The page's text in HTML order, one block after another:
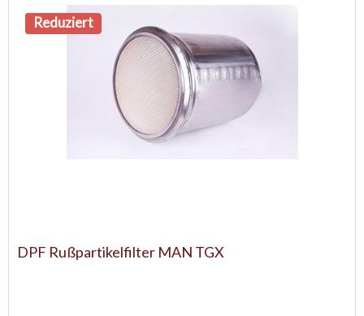
NEU
Reduziert
DPF Rußpartikelfilter MAN TGX